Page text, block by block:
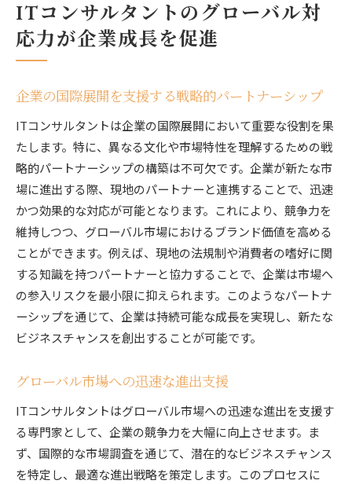
ITコンサルタントのグローバル対
応力が企業成長を促進
企業の国際展開を支援する戦略的パートナーシップ
ITコンサルタントは企業の国際展開において重要な役割を果
たします。特に、異なる文化や市場特性を理解するための戦
略的パートナーシップの構築は不可欠です。企業が新たな市
場に進出する際、現地のパートナーと連携することで、迅速
かつ効果的な対応が可能となります。これにより、競争力を
維持しつつ、グローバル市場におけるブランド価値を高める
ことができます。例えば、現地の法規制や消費者の嗜好に関
する知識を持つパートナーと協力することで、企業は市場へ
の参入リスクを最小限に抑えられます。このようなパートナ
ーシップを通じて、企業は持続可能な成長を実現し、新たな
ビジネスチャンスを創出することが可能です。
グローバル市場への迅速な進出支援
ITコンサルタントはグローバル市場への迅速な進出を支援す
る専門家として、企業の競争力を大幅に向上させます。ま
ず、国際的な市場調査を通じて、潜在的なビジネスチャンス
を特定し、最適な進出戦略を策定します。このプロセスに